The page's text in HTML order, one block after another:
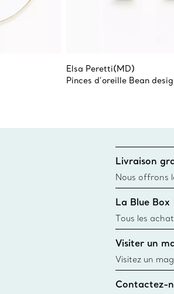
Elsa Peretti(MD)
Pinces d’oreille Bean
Livraison
Nous offrons
toutes les
canadien et
La Blue Box
Tous les
une Tiffany
remonte à
fabriqués à
matières
Visiter un
Visitez un
créations, les
Trouver le
Contactez-